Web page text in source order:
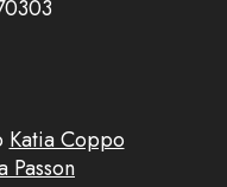
Katia Coppo
Passon